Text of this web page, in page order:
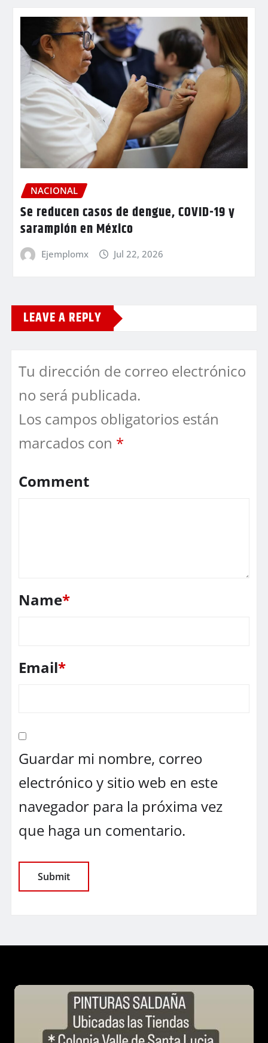
NACIONAL
Se reducen casos de dengue, COVID-19 y
sarampión en México
Ejemplomx Jul 22, 2026
LEAVE A REPLY
Tu dirección de correo electrónico
no será publicada.
Los campos obligatorios están
marcados con *
Comment
Name*
Email*
Guardar mi nombre, correo
electrónico y sitio web en este
navegador para la próxima vez
que haga un comentario.